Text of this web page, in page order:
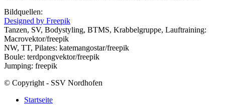
Bildquellen:
Designed by Freepik
Tanzen, SV, Bodystyling, BTMS, Krabbelgruppe, Lauftraining:
Macrovektor/freepik
NW, TT, Pilates: katemangostar/freepik
Boule: terdpongvektor/freepik
Jumping: freepik
© Copyright - SSV Nordhofen
Startseite